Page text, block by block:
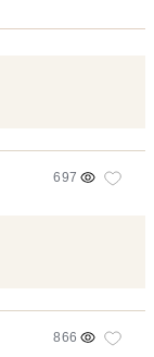
697
866